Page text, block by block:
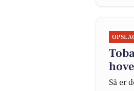
Så er